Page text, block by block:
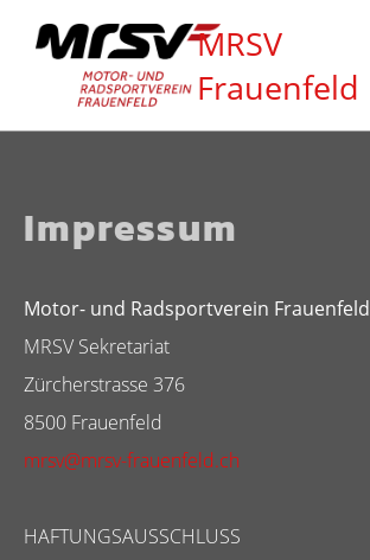
MRSV
Frauenfeld
Impressum
Motor- und Radsportverein Frauenfeld
MRSV Sekretariat
Zürcherstrasse 376
8500 Frauenfeld
mrsv@mrsv-frauenfeld.ch
HAFTUNGSAUSSCHLUSS